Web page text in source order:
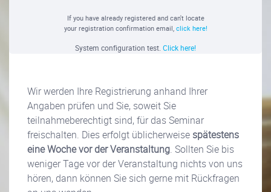
If you have already registered and can't locate
your registration confirmation email, click here!
System configuration test. Click here!
Wir werden Ihre Registrierung anhand Ihrer
Angaben prüfen und Sie, soweit Sie
teilnahmeberechtigt sind, für das Seminar
freischalten. Dies erfolgt üblicherweise spätestens
eine Woche vor der Veranstaltung. Sollten Sie bis
weniger Tage vor der Veranstaltung nichts von uns
hören, dann können Sie sich gerne mit Rückfragen